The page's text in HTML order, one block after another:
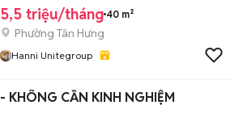
5,5 triệu/tháng 40 m²
Phường Tân Hưng
Hanni Unitegroup
- KHÔNG CẦN KINH NGHIỆM